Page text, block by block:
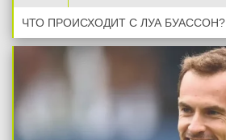
ЧТО ПРОИСХОДИТ С ЛУА БУАССОН?